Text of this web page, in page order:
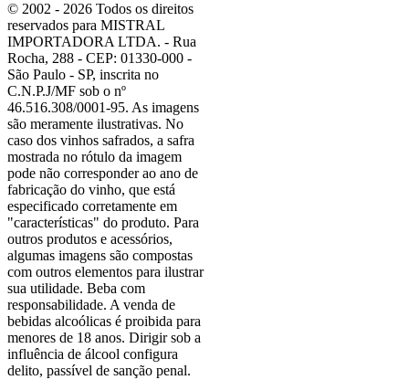
© 2002 - 2026 Todos os direitos
reservados para MISTRAL
IMPORTADORA LTDA. - Rua
Rocha, 288 - CEP: 01330-000 -
São Paulo - SP, inscrita no
C.N.P.J/MF sob o nº
46.516.308/0001-95. As imagens
são meramente ilustrativas. No
caso dos vinhos safrados, a safra
mostrada no rótulo da imagem
pode não corresponder ao ano de
fabricação do vinho, que está
especificado corretamente em
"características" do produto. Para
outros produtos e acessórios,
algumas imagens são compostas
com outros elementos para ilustrar
sua utilidade. Beba com
responsabilidade. A venda de
bebidas alcoólicas é proibida para
menores de 18 anos. Dirigir sob a
influência de álcool configura
delito, passível de sanção penal.